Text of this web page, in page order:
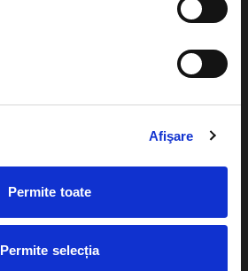
Afişare
Permite toate
Permite selecția
Cum comand bilete?
eBilet printat acasa